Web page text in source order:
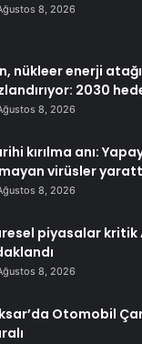
8, 2026
nükleer enerji
2030
8, 2026
kırılma anı:
virüsler
8, 2026
piyasalar kritik
8, 2026
Otomobil